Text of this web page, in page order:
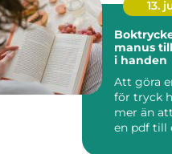
13.
Boktryckeri
manus
i handen
Att göra
för tryck
mer än
en pdf till